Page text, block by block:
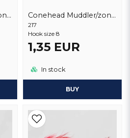
Conehead Muddler/zonker Natural Conehead Muddler/zonker Olive
217
Hook size 8
1,35 EUR
In stock
BUY